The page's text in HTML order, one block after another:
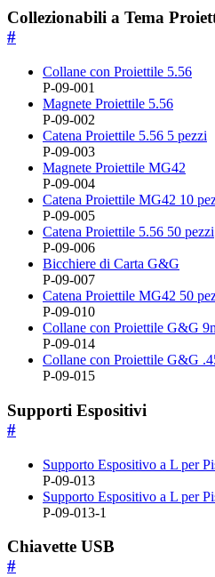
Collezionabili a Tema
#
Collane con Proiettile 5.56
P-09-001
Magnete Proiettile 5.56
P-09-002
Catena Proiettile 5.56 5 pezzi
P-09-003
Magnete Proiettile MG42
P-09-004
Catena Proiettile MG42 10
P-09-005
Catena Proiettile 5.56 50 pezzi
P-09-006
Bicchiere di Carta G&G
P-09-007
Catena Proiettile MG42 50
P-09-010
Collane con Proiettile G&G
P-09-014
Collane con Proiettile G&G
P-09-015
Supporti Espositivi
#
Supporto Espositivo a L per
P-09-013
Supporto Espositivo a L per
P-09-013-1
Chiavette USB
#